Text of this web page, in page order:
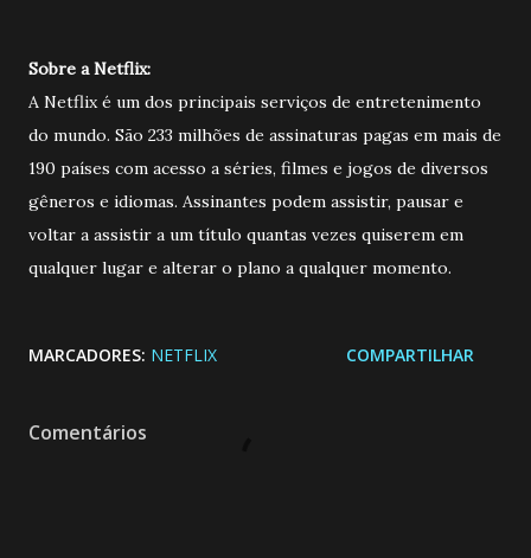
Sobre a Netflix:
A Netflix é um dos principais serviços de entretenimento
do mundo. São 233 milhões de assinaturas pagas em mais de
190 países com acesso a séries, filmes e jogos de diversos
gêneros e idiomas. Assinantes podem assistir, pausar e
voltar a assistir a um título quantas vezes quiserem em
qualquer lugar e alterar o plano a qualquer momento.
MARCADORES: NETFLIX COMPARTILHAR
Comentários